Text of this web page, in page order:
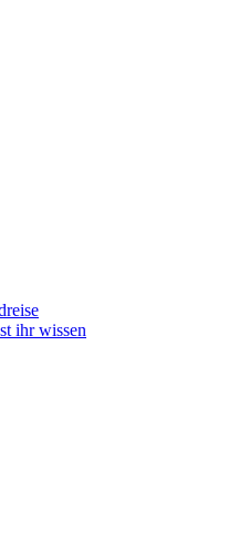
ihr wissen